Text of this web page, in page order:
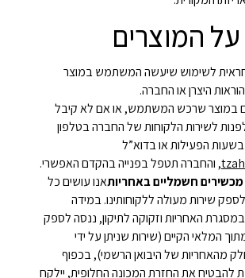
המוצרים
לשימוש שיעשה המשתמש במוצר
היצרן או החברה.
במוצר שרכש המשתמש, או אם לא קיבל
לשירות הלקוחות של החברה בטלפון
, והחברה תטפל בפנייה בהקדם האפשרי.
מכשירים חשמליים באחריותאנו עושים כל
שירות מעולה ללקוחותינו. במידה
האחריות וזקוקה לתיקון, ננסה לספק
המלאי הקיים (שירות שניתן על ידי
מהאחריות של היבואן הרשמי), בכפוף
להבטיח את החזרת המכונה החלופית, יילקח